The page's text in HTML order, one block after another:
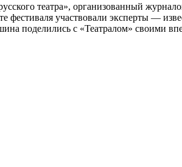
театра», организованный
фестиваля участвовали эксперты —
поделились с «Театралом» своими